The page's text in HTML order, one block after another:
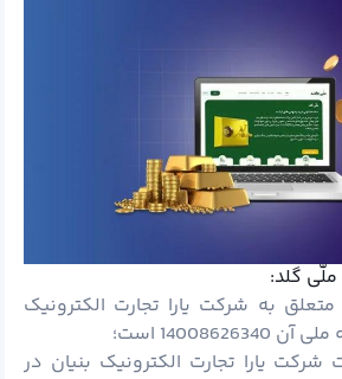
ملّی گلد:
متعلق به شرکت یارا تجارت الکترونیک
است؛
شرکت یارا تجارت الکترونیک بنیان در